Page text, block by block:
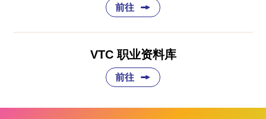
前往
VTC 职业资料库
前往